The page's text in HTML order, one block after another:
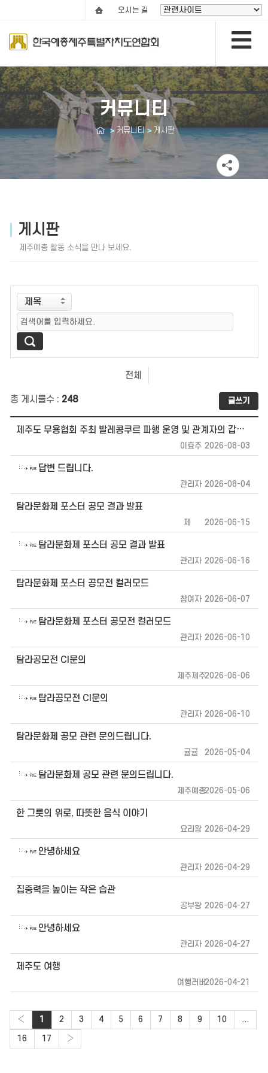
오시는 길
커뮤니티
커뮤니티 게시판
게시판
제주예총 활동 소식을 만나 보세요.
전체
총 게시물수 : 248 글쓰기
제주도 무용협회 주최 발레콩쿠르 파행 운영 및 관계자의 갑질과 욕설에 대한 민원을 올립니다
이효주 2026-08-03
답변 드립니다.
관리자 2026-08-04
탐라문화제 포스터 공모 결과 발표
제줒 2026-06-15
탐라문화제 포스터 공모 결과 발표
관리자 2026-06-16
탐라문화제 포스터 공모전 컬러모드
참여자 2026-06-07
탐라문화제 포스터 공모전 컬러모드
관리자 2026-06-10
탐라공모전 CI문의
제주제주2026-06-06
탐라공모전 CI문의
관리자 2026-06-10
탐라문화제 공모 관련 문의드립니다.
귤귤 2026-05-04
탐라문화제 공모 관련 문의드립니다.
제주예총2026-05-06
한 그릇의 위로, 따뜻한 음식 이야기
요리왕 2026-04-29
안녕하세요
관리자 2026-04-29
집중력을 높이는 작은 습관
공부왕 2026-04-27
안녕하세요
관리자 2026-04-27
제주도 여행
여행러버2026-04-21
‹ 1 2 3 4 5 6 7 8 9 10 ...
16 17 ›